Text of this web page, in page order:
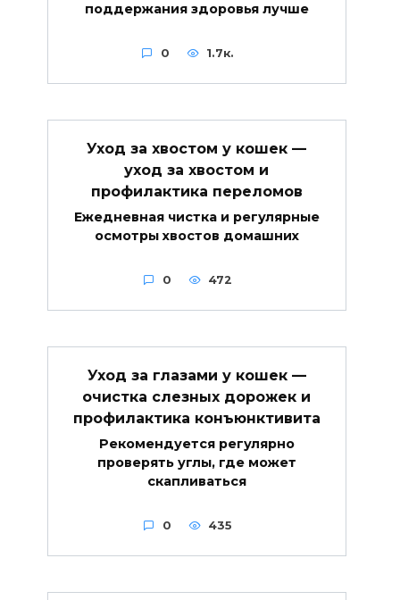
поддержания здоровья лучше
0 1.7к.
Уход за хвостом у кошек —
уход за хвостом и
профилактика переломов
Ежедневная чистка и регулярные
осмотры хвостов домашних
0 472
Уход за глазами у кошек —
очистка слезных дорожек и
профилактика конъюнктивита
Рекомендуется регулярно
проверять углы, где может
скапливаться
0 435